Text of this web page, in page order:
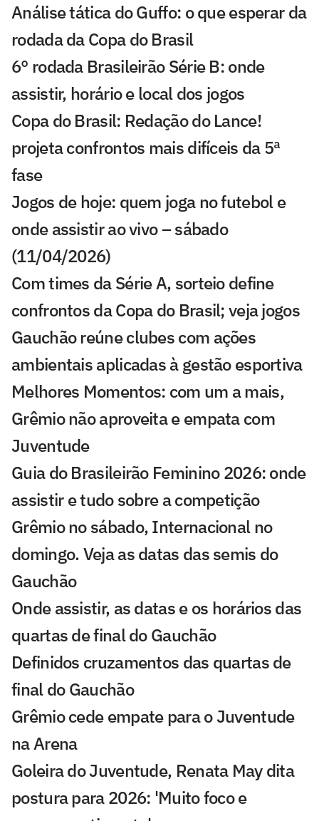
Análise tática do Guffo: o que esperar da
rodada da Copa do Brasil
6° rodada Brasileirão Série B: onde
assistir, horário e local dos jogos
Copa do Brasil: Redação do Lance!
projeta confrontos mais difíceis da 5ª
fase
Jogos de hoje: quem joga no futebol e
onde assistir ao vivo – sábado
(11/04/2026)
Com times da Série A, sorteio define
confrontos da Copa do Brasil; veja jogos
Gauchão reúne clubes com ações
ambientais aplicadas à gestão esportiva
Melhores Momentos: com um a mais,
Grêmio não aproveita e empata com
Juventude
Guia do Brasileirão Feminino 2026: onde
assistir e tudo sobre a competição
Grêmio no sábado, Internacional no
domingo. Veja as datas das semis do
Gauchão
Onde assistir, as datas e os horários das
quartas de final do Gauchão
Definidos cruzamentos das quartas de
final do Gauchão
Grêmio cede empate para o Juventude
na Arena
Goleira do Juventude, Renata May dita
postura para 2026: 'Muito foco e